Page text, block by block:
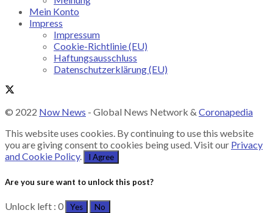
Mein Konto
Impress
Impressum
Cookie-Richtlinie (EU)
Haftungsausschluss
Datenschutzerklärung (EU)
© 2022 Now News - Global News Network & Coronapedia
This website uses cookies. By continuing to use this website
you are giving consent to cookies being used. Visit our Privacy
and Cookie Policy. I Agree
Are you sure want to unlock this post?
Unlock left : 0 Yes No